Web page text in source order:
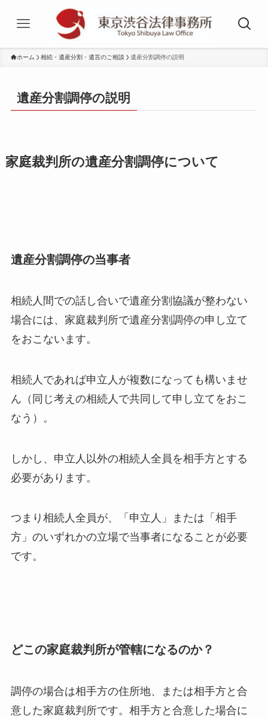
ホーム 相続・遺産分割・遺言のご相談 遺産分割調停の説明
遺産分割調停の説明
家庭裁判所の遺産分割調停について
遺産分割調停の当事者
相続人間での話し合いで遺産分割協議が整わない
場合には、家庭裁判所で遺産分割調停の申し立て
をおこないます。
相続人であれば申立人が複数になっても構いませ
ん（同じ考えの相続人で共同して申し立てをおこ
なう）。
しかし、申立人以外の相続人全員を相手方とする
必要があります。
つまり相続人全員が、「申立人」または「相手
方」のいずれかの立場で当事者になることが必要
です。
どこの家庭裁判所が管轄になるのか？
調停の場合は相手方の住所地、または相手方と合
意した家庭裁判所です。相手方と合意した場合に